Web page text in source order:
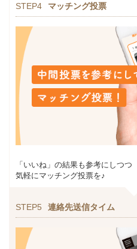
STEP4 マッチング投票
「いいね」の結果も参考にしつつ
気軽にマッチング投票を♪
STEP5 連絡先送信タイム